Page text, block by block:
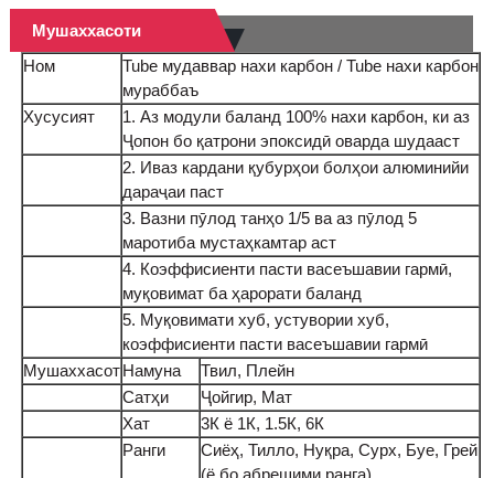
Мушаххасоти
Ном
Tube мудаввар нахи карбон / Tube нахи карбон
мураббаъ
Хусусият
1. Аз модули баланд 100% нахи карбон, ки аз
Ҷопон бо қатрони эпоксидӣ оварда шудааст
2. Иваз кардани қубурҳои болҳои алюминийи
дараҷаи паст
3. Вазни пӯлод танҳо 1/5 ва аз пӯлод 5
маротиба мустаҳкамтар аст
4. Коэффисиенти пасти васеъшавии гармӣ,
муқовимат ба ҳарорати баланд
5. Муқовимати хуб, устувории хуб,
коэффисиенти пасти васеъшавии гармӣ
МушаххасотНамуна
Твил, Плейн
Сатҳи
Ҷойгир, Мат
Хат
3К ё 1К, 1.5К, 6К
Ранги
Сиёҳ, Тилло, Нуқра, Сурх, Буе, Грей